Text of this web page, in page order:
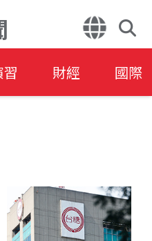
財經 國際